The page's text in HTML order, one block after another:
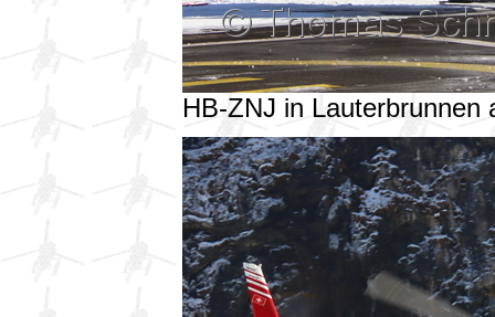
HB-ZNJ in